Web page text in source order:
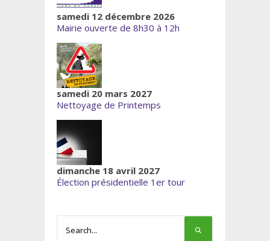
samedi 12 décembre 2026
Mairie ouverte de 8h30 à 12h
samedi 20 mars 2027
Nettoyage de Printemps
dimanche 18 avril 2027
Élection présidentielle 1er tour